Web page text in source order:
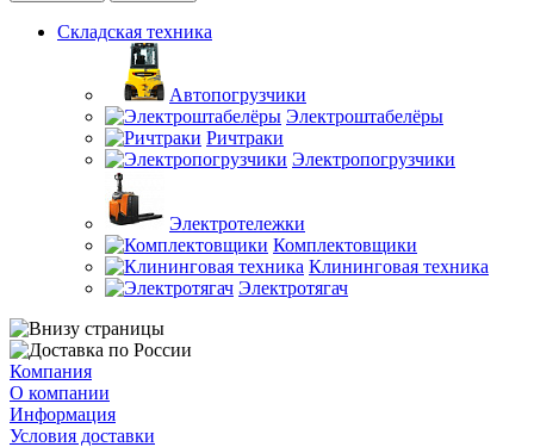
Складская техника
Автопогрузчики
Электроштабелёры
Ричтраки
Электропогрузчики
Электротележки
Комплектовщики
Клининговая техника
Электротягач
Компания
О компании
Информация
Условия доставки